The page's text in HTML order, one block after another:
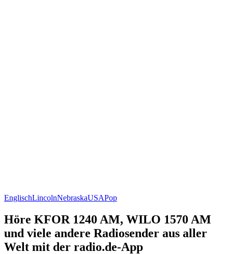
EnglischLincolnNebraskaUSAPop
Höre KFOR 1240 AM, WILO 1570 AM
und viele andere Radiosender aus aller
Welt mit der radio.de-App